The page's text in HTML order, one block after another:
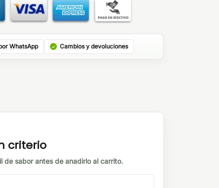
WhatsApp Cambios y devoluciones
criterio
de sabor antes de anadirlo al carrito.